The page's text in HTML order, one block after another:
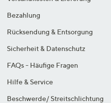
Bezahlung
Rücksendung & Entsorgung
Sicherheit & Datenschutz
FAQs - Häufige Fragen
Hilfe & Service
Beschwerde/ Streitschlichtung